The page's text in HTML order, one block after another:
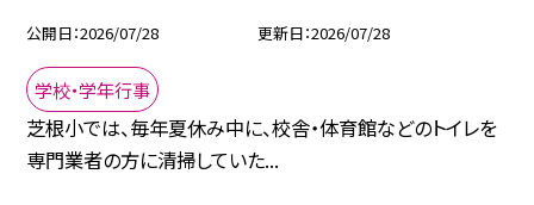
公開日 2026/07/28 更新日 2026/07/28
学校・学年行事
芝根小では、毎年夏休み中に、校舎・体育館などのトイレを
専門業者の方に清掃していた...